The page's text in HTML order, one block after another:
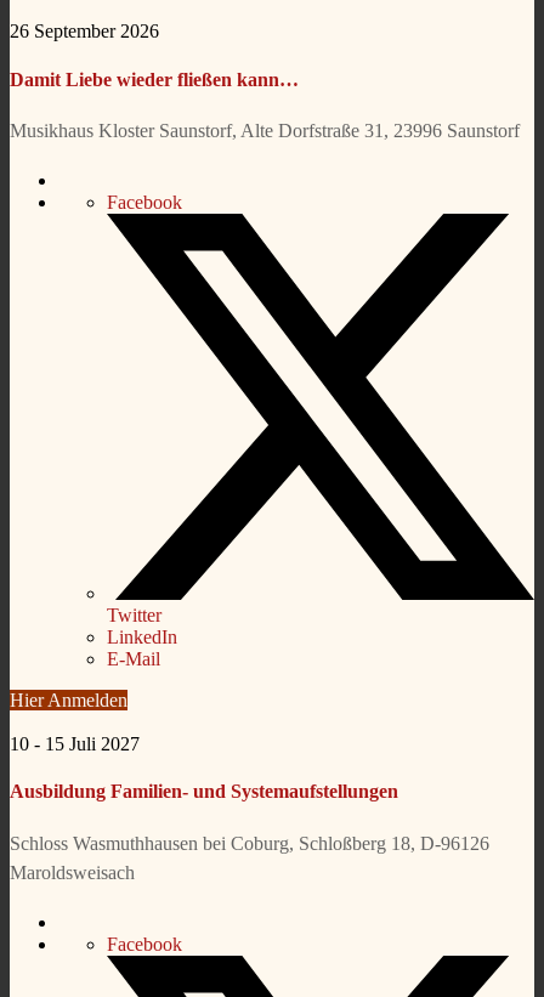
26 September 2026
Damit Liebe wieder fließen kann…
Musikhaus Kloster Saunstorf, Alte Dorfstraße 31, 23996 Saunstorf
Facebook
Twitter
LinkedIn
E-Mail
Hier Anmelden
10 - 15 Juli 2027
Ausbildung Familien- und Systemaufstellungen
Schloss Wasmuthhausen bei Coburg, Schloßberg 18, D-96126
Maroldsweisach
Facebook